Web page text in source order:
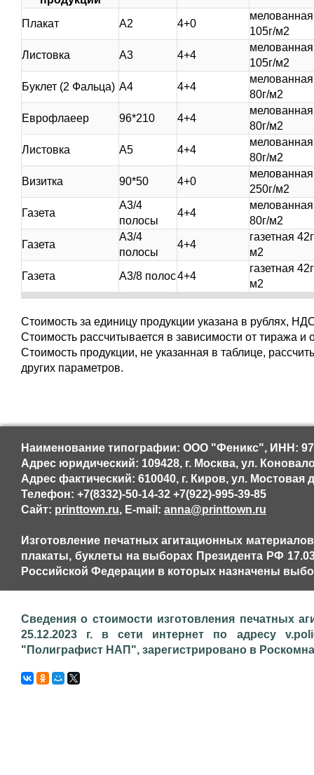
Плакат А2 4+0
мелованная
105г/м2
Листовка
А3 4+4
мелованная
105г/м2
Буклет (2 Фальца) А4 4+4
мелованная
80г/м2
Еврофлаеер
96*210 4+4
мелованная
80г/м2
Листовка
А5 4+4
мелованная
80г/м2
Визитка
90*50 4+0
мелованная
250г/м2
Газета
А3/4
полосы
4+4
мелованная
80г/м2
Газета
А3/4
полосы
4+4
газетная
м2
Газета
А3/8 полос4+4
газетная
м2
Стоимость за единицу продукции указана в рублях,
Стоимость рассчитывается в зависимости от тиража
Стоимость продукции, не указанная в таблице,
других параметров.
Наименование типографии: ООО "Феникс", ИНН:
Адрес юридический: 109428, г. Москва, ул.
Адрес фактический: 610040, г. Киров, ул. Мостовая
Телефон: +7(8332)-50-14-32 +7(922)-995-39-85
Сайт: printtown.ru, E-mail: anna@printtown.ru
Изготовление печатных агитационных
плакаты, буклеты на выборах Президента РФ
Российской Федерации в которых назначены
Сведения о стоимости изготовления печатных
25.12.2023 г. в сети интернет по адресу
"Полиграфист НАП", зарегистрировано в